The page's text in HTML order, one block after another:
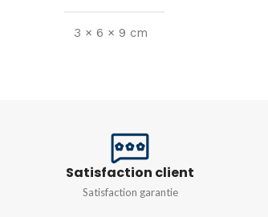
3 × 6 × 9 cm
DIMENSIONS
Satisfaction client
Satisfaction garantie